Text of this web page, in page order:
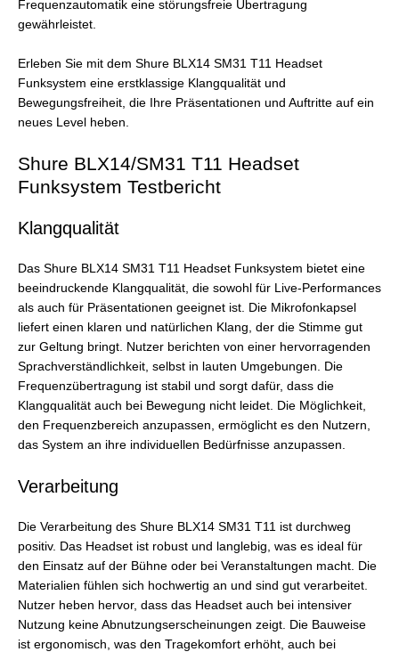
Frequenzautomatik eine störungsfreie Übertragung
gewährleistet.
Erleben Sie mit dem Shure BLX14 SM31 T11 Headset
Funksystem eine erstklassige Klangqualität und
Bewegungsfreiheit, die Ihre Präsentationen und Auftritte auf ein
neues Level heben.
Shure BLX14/SM31 T11 Headset
Funksystem Testbericht
Klangqualität
Das Shure BLX14 SM31 T11 Headset Funksystem bietet eine
beeindruckende Klangqualität, die sowohl für Live-Performances
als auch für Präsentationen geeignet ist. Die Mikrofonkapsel
liefert einen klaren und natürlichen Klang, der die Stimme gut
zur Geltung bringt. Nutzer berichten von einer hervorragenden
Sprachverständlichkeit, selbst in lauten Umgebungen. Die
Frequenzübertragung ist stabil und sorgt dafür, dass die
Klangqualität auch bei Bewegung nicht leidet. Die Möglichkeit,
den Frequenzbereich anzupassen, ermöglicht es den Nutzern,
das System an ihre individuellen Bedürfnisse anzupassen.
Verarbeitung
Die Verarbeitung des Shure BLX14 SM31 T11 ist durchweg
positiv. Das Headset ist robust und langlebig, was es ideal für
den Einsatz auf der Bühne oder bei Veranstaltungen macht. Die
Materialien fühlen sich hochwertig an und sind gut verarbeitet.
Nutzer heben hervor, dass das Headset auch bei intensiver
Nutzung keine Abnutzungserscheinungen zeigt. Die Bauweise
ist ergonomisch, was den Tragekomfort erhöht, auch bei